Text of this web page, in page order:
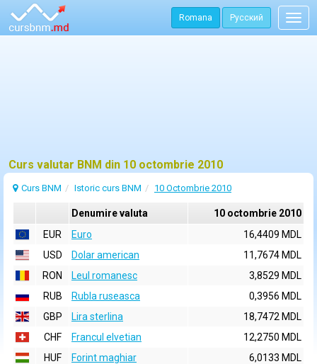
Romana Русский
Curs valutar BNM din 10 octombrie 2010
Curs BNM Istoric curs BNM 10 Octombrie 2010
Denumire valuta
10 octombrie 2010
EUR
Euro
16,4409 MDL
USD
Dolar american
11,7674 MDL
RON
Leul romanesc
3,8529 MDL
RUB
Rubla ruseasca
0,3956 MDL
GBP
Lira sterlina
18,7472 MDL
CHF
Francul elvetian
12,2750 MDL
HUF
Forint maghiar
6,0133 MDL